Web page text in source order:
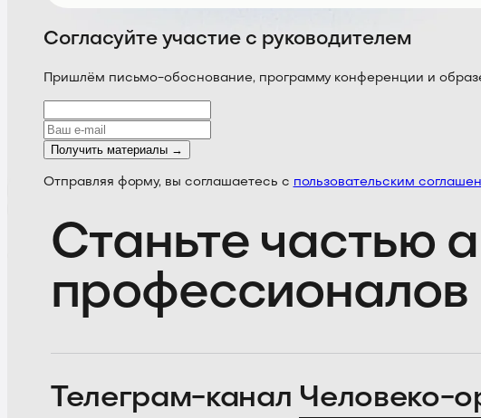
Согласуйте участие с руководителем
Пришлём письмо-обоснование, программу конференции и
Получить материалы →
Отправляя форму, вы соглашаетесь с пользовательским
Станьте частью
профессионалов
Телеграм-канал Человеко-